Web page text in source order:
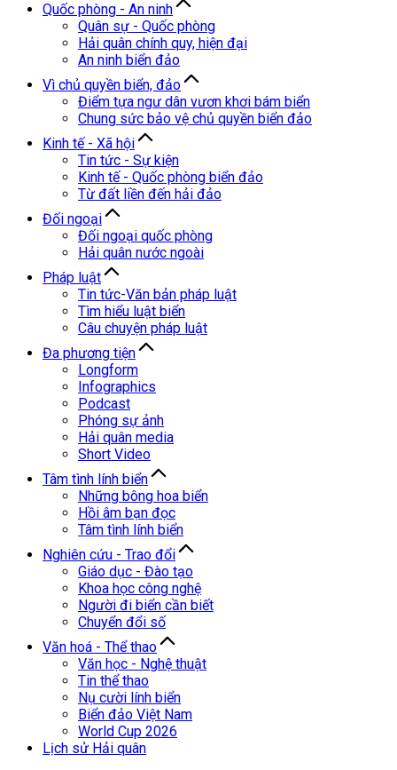
Quốc phòng - An ninh
Quân sự - Quốc phòng
Hải quân chính quy, hiện đại
An ninh biển đảo
Vì chủ quyền biển, đảo
Điểm tựa ngư dân vươn khơi bám biển
Chung sức bảo vệ chủ quyền biển đảo
Kinh tế - Xã hội
Tin tức - Sự kiện
Kinh tế - Quốc phòng biển đảo
Từ đất liền đến hải đảo
Đối ngoại
Đối ngoại quốc phòng
Hải quân nước ngoài
Pháp luật
Tin tức-Văn bản pháp luật
Tìm hiểu luật biển
Câu chuyện pháp luật
Đa phương tiện
Longform
Infographics
Podcast
Phóng sự ảnh
Hải quân media
Short Video
Tâm tình lính biển
Những bông hoa biển
Hồi âm bạn đọc
Tâm tình lính biển
Nghiên cứu - Trao đổi
Giáo dục - Đào tạo
Khoa học công nghệ
Người đi biển cần biết
Chuyển đổi số
Văn hoá - Thể thao
Văn học - Nghệ thuật
Tin thể thao
Nụ cười lính biển
Biển đảo Việt Nam
World Cup 2026
Lịch sử Hải quân